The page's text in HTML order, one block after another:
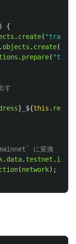
{
. create( "
. objects . create(
. prepare( "
す
} ${this .
に変換
. data. testnet . id
(network);